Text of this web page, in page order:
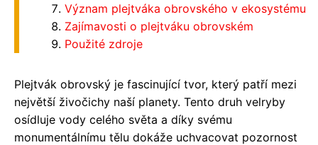
Význam plejtváka obrovského v ekosystému
Zajímavosti o plejtváku obrovském
Použité zdroje
Plejtvák obrovský je fascinující tvor, který patří mezi
největší živočichy naší planety. Tento druh velryby
osídluje vody celého světa a díky svému
monumentálnímu tělu dokáže uchvacovat pozornost